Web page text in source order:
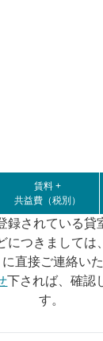
賃料 +
共益費（税別）
録されている貸
につきましては
直接ご連絡いた
下されば、確認
す。